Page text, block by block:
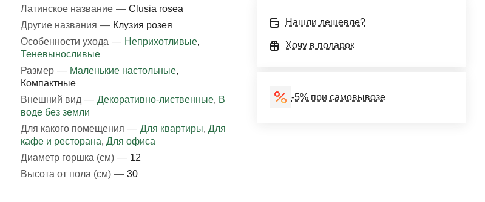
Латинское название — Clusia rosea
Другие названия — Клузия розея
Особенности ухода — Неприхотливые,
Теневыносливые
Размер — Маленькие настольные,
Компактные
Внешний вид — Декоративно-лиственные, В
воде без земли
Для какого помещения — Для квартиры, Для
кафе и ресторана, Для офиса
Диаметр горшка (см) — 12
Высота от пола (см) — 30
Нашли дешевле?
Хочу в подарок
-5% при самовывозе